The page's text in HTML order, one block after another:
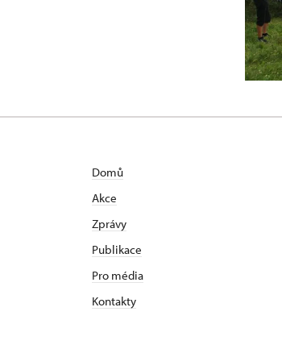
Domů
Akce
Zprávy
Publikace
Pro média
Kontakty